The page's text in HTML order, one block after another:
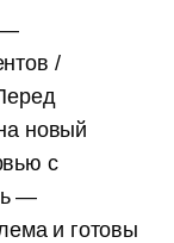
—
/
новый
с
—
и готовы